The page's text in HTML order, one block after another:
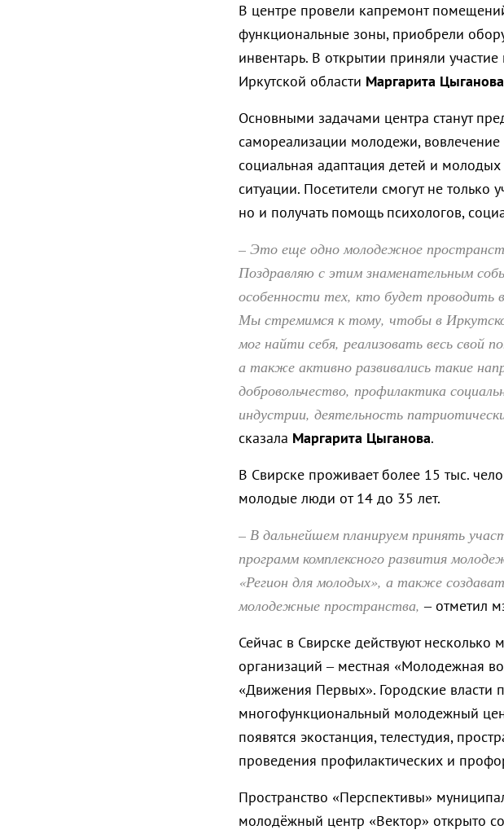
В центре провели капремонт
функциональные зоны, приобрели
инвентарь. В открытии приняли
Иркутской области Маргарита Цыганова
Основными задачами центра станут
самореализации молодежи, вовлечение
социальная адаптация детей и
ситуации. Посетители смогут не только
но и получать помощь психологов,
– Это еще одно молодежное
Поздравляю с этим знаменательным
особенности тех, кто будет проводить
Мы стремимся к тому, чтобы в
мог найти себя, реализовать весь свой
а также активно развивались такие
добровольчество, профилактика
индустрии, деятельность
сказала Маргарита Цыганова.
В Свирске проживает более 15 тыс.
молодые люди от 14 до 35 лет.
– В дальнейшем планируем принять
программ комплексного развития
«Регион для молодых», а также
молодежные пространства, – отметил
Сейчас в Свирске действуют
организаций – местная «Молодежная
«Движения Первых». Городские власти
многофункциональный молодежный
появятся экостанция, телестудия,
проведения профилактических и
Пространство «Перспективы»
молодёжный центр «Вектор» открыто